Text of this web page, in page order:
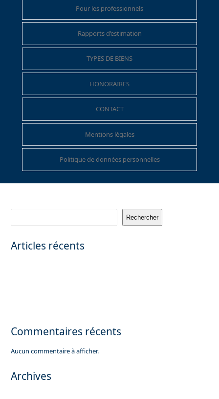
Pour les professionnels
Rapports d’estimation
TYPES DE BIENS
HONORAIRES
CONTACT
Mentions légales
Politique de données personnelles
Rechercher
Articles récents
Commentaires récents
Aucun commentaire à afficher.
Archives